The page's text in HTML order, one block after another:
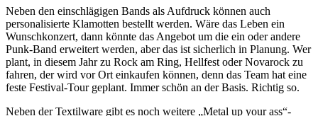
Neben den einschlägigen Bands als Aufdruck können auch
personalisierte Klamotten bestellt werden. Wäre das Leben ein
Wunschkonzert, dann könnte das Angebot um die ein oder andere
Punk-Band erweitert werden, aber das ist sicherlich in Planung. Wer
plant, in diesem Jahr zu Rock am Ring, Hellfest oder Novarock zu
fahren, der wird vor Ort einkaufen können, denn das Team hat eine
feste Festival-Tour geplant. Immer schön an der Basis. Richtig so.
Neben der Textilware gibt es noch weitere „Metal up your ass“-